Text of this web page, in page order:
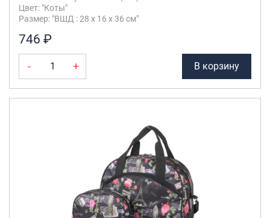
Цвет: "Коты"
Размер: "ВШД : 28 х 16 х 36 см"
746 ₽
- + В корзину